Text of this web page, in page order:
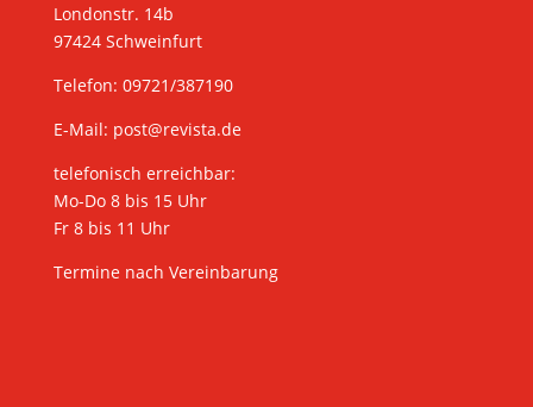
Londonstr. 14b
97424 Schweinfurt
Telefon: 09721/387190
E-Mail: post@revista.de
telefonisch erreichbar:
Mo-Do 8 bis 15 Uhr
Fr 8 bis 11 Uhr
Termine nach Vereinbarung